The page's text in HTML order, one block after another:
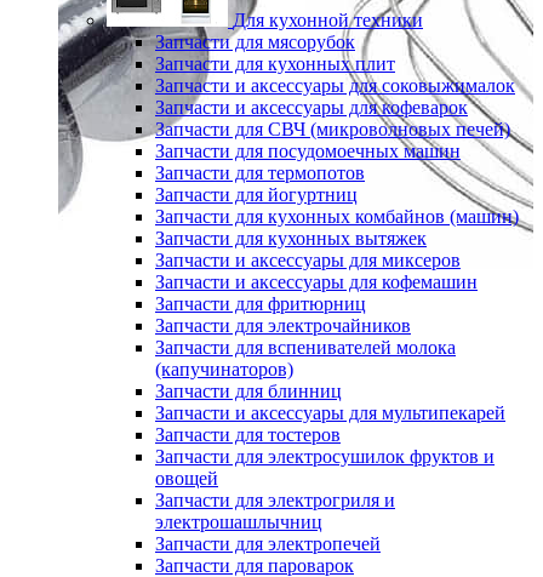
Для кухонной техники
Запчасти для мясорубок
Запчасти для кухонных плит
Запчасти и аксессуары для соковыжималок
Запчасти и аксессуары для кофеварок
Запчасти для СВЧ (микроволновых печей)
Запчасти для посудомоечных машин
Запчасти для термопотов
Запчасти для йогуртниц
Запчасти для кухонных комбайнов (машин)
Запчасти для кухонных вытяжек
Запчасти и аксессуары для миксеров
Запчасти и аксессуары для кофемашин
Запчасти для фритюрниц
Запчасти для электрочайников
Запчасти для вспенивателей молока
(капучинаторов)
Запчасти для блинниц
Запчасти и аксессуары для мультипекарей
Запчасти для тостеров
Запчасти для электросушилок фруктов и
овощей
Запчасти для электрогриля и
электрошашлычниц
Запчасти для электропечей
Запчасти для пароварок